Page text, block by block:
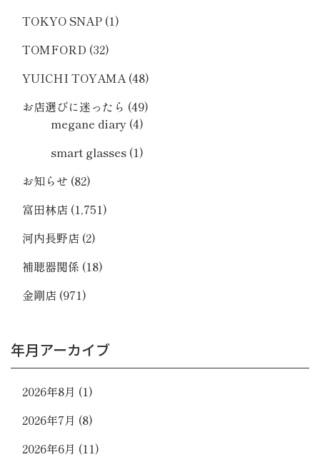
TOKYO SNAP (1)
TOMFORD (32)
YUICHI TOYAMA (48)
お店選びに迷ったら (49)
megane diary (4)
smart glasses (1)
お知らせ (82)
富田林店 (1,751)
河内長野店 (2)
補聴器関係 (18)
金剛店 (971)
年月アーカイブ
2026年8月 (1)
2026年7月 (8)
2026年6月 (11)